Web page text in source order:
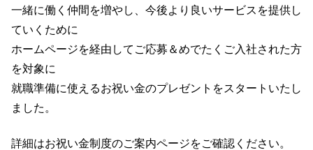
一緒に働く仲間を増やし、今後より良いサービスを提供し
ていくために
ホームページを経由してご応募＆めでたくご入社された方
を対象に
就職準備に使えるお祝い金のプレゼントをスタートいたし
ました。
詳細はお祝い金制度のご案内ページをご確認ください。